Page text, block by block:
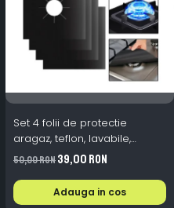
Set 4 folii de protectie
aragaz, teflon, lavabile,
reutilizabile, Negru/Gri
50,00 RON39,00 RON
Adauga in cos